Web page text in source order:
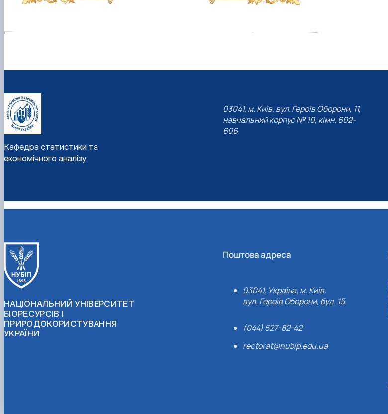
Кафедра статистики та
економічного аналізу
03041, м. Київ, вул. Героїв Оборони, 11,
навчальний корпус № 10, кімн. 602-
606
НАЦІОНАЛЬНИЙ УНІВЕРСИТЕТ
БІОРЕСУРСІВ І
ПРИРОДОКОРИСТУВАННЯ
УКРАЇНИ
Поштова адреса
03041, Україна, м. Київ,
вул. Героїв Оборони, буд. 15.
(044) 527-82-42
rectorat@nubip.edu.ua